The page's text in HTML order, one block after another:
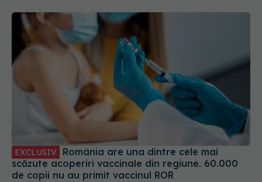
EXCLUSIV
scăzute acoperiri vaccinale din regiune. 60.000
de copii nu au primit vaccinul ROR